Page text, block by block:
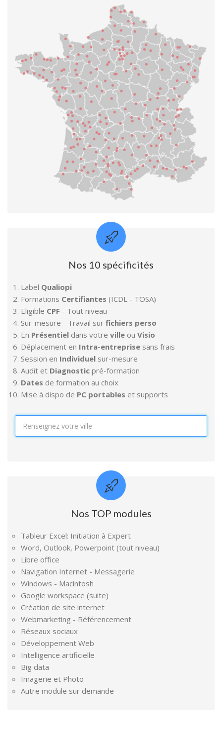
Nos 10 spécificités
Label Qualiopi
Formations Certifiantes (ICDL - TOSA)
Eligible CPF - Tout niveau
Sur-mesure - Travail sur fichiers perso
En Présentiel dans votre ville ou Visio
Déplacement en Intra-entreprise sans frais
Session en Individuel sur-mesure
Audit et Diagnostic pré-formation
Dates de formation au choix
Mise à dispo de PC portables et supports
Nos TOP modules
Tableur Excel: Initiation à Expert
Word, Outlook, Powerpoint (tout niveau)
Libre office
Navigation Internet - Messagerie
Windows - Macintosh
Google workspace (suite)
Création de site internet
Webmarketing - Référencement
Réseaux sociaux
Développement Web
Intelligence artificielle
Big data
Imagerie et Photo
Autre module sur demande